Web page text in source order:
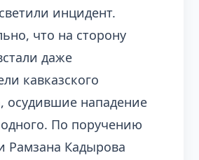
инцидент.
что на сторону
даже
кавказского
осудившие нападение
По поручению
Рамзана Кадырова